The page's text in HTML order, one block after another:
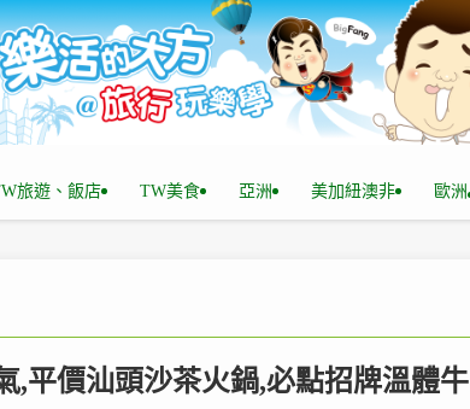
旅遊、飯店 TW美食 亞洲 美加紐澳非 歐洲
,平價汕頭沙茶火鍋,必點招牌溫體牛